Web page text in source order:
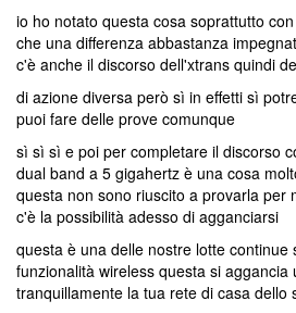
io ho notato questa cosa soprattutto
che una differenza abbastanza
c'è anche il discorso dell'xtrans quindi
di azione diversa però sì in effetti sì
puoi fare delle prove comunque
sì sì sì e poi per completare il discorso
dual band a 5 gigahertz è una cosa
questa non sono riuscito a provarla per
c'è la possibilità adesso di agganciarsi
questa è una delle nostre lotte continue
funzionalità wireless questa si
tranquillamente la tua rete di casa dello